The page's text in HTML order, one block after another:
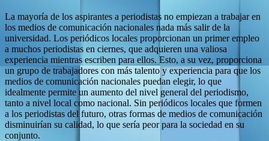
La mayoría de los aspirantes a periodistas no empiezan a trabajar en
los medios de comunicación nacionales nada más salir de la
universidad. Los periódicos locales proporcionan un primer empleo
a muchos periodistas en ciernes, que adquieren una valiosa
experiencia mientras escriben para ellos. Esto, a su vez, proporciona
un grupo de trabajadores con más talento y experiencia para que los
medios de comunicación nacionales puedan elegir, lo que
idealmente permite un aumento del nivel general del periodismo,
tanto a nivel local como nacional. Sin periódicos locales que formen
a los periodistas del futuro, otras formas de medios de comunicación
disminuirían su calidad, lo que sería peor para la sociedad en su
conjunto.